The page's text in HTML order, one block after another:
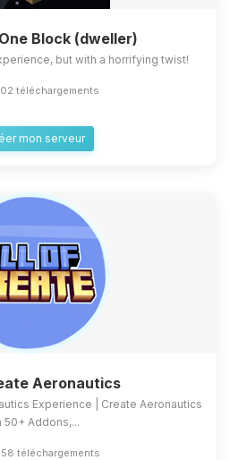
Block (dweller)
but with a horrifying twist!
téléchargements
mon serveur
Aeronautics
Experience | Create Aeronautics
50+ Addons,...
téléchargements